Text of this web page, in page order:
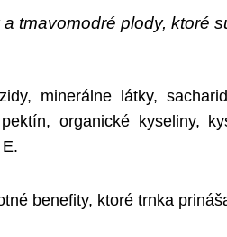
tmavomodré plody, ktoré
minerálne látky,
organické kyseliny,
benefity, ktoré trnka